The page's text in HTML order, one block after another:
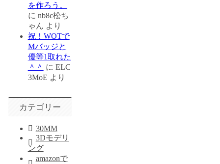
を作ろう。
に nb8c松ち
ゃん より
祝！WOTで
Mバッジと
優等1取れた
＾＾ に ELC
3MoE より
カテゴリー
30MM
3Dモデリ
ング
amazonで